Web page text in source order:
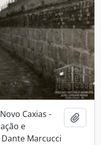
Caxias -
e
Marcucci